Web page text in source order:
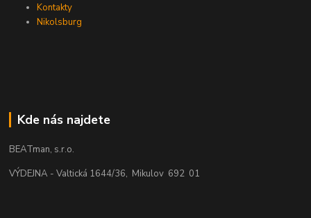
Kontakty
Nikolsburg
Kde nás najdete
BEATman, s.r.o.
VÝDEJNA - Valtická 1644/36, Mikulov 692 01